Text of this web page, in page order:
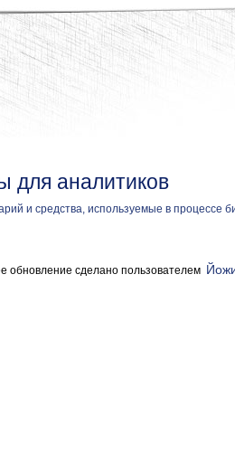
для аналитиков
и средства, используемые в процессе
обновление сделано пользователем